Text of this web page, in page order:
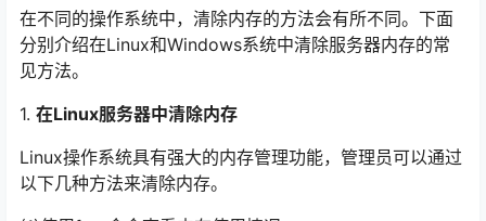
在不同的操作系统中，清除内存的方法会有所不同。下面
分别介绍在Linux和Windows系统中清除服务器内存的常
见方法。
1. 在Linux服务器中清除内存
Linux操作系统具有强大的内存管理功能，管理员可以通过
以下几种方法来清除内存。